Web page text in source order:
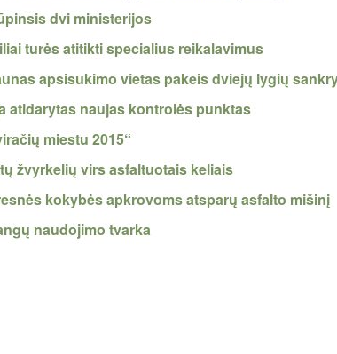
dvi ministerijos
turės atitikti specialius reikalavimus
apsisukimo vietas pakeis dviejų lygių
atidarytas naujas kontrolės punktas
miestu 2015“
žvyrkelių virs asfaltuotais keliais
kokybės apkrovoms atsparų asfalto mišinį
naudojimo tvarka